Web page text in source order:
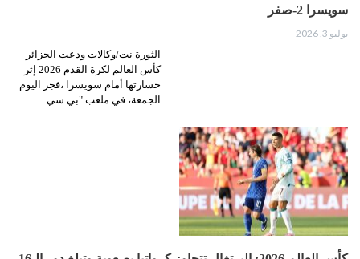
سويسرا 2-صفر
يوليو 3, 2026
الثورة نت/وكالات ودعت الجزائر
كأس العالم لكرة القدم 2026 إثر
خسارتها أمام سويسرا ،فجر اليوم
الجمعة، في ملعب "بي سي…